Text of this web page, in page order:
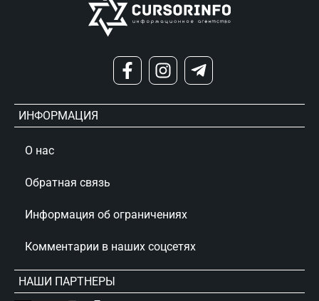
ИНФОРМАЦИЯ
О нас
Обратная связь
Информация об ограничениях
Комментарии в наших соцсетях
НАШИ ПАРТНЕРЫ